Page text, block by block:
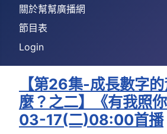
關於幫幫廣播網
節目表
Login
【第26集-成長數字
麼？之二】《有我照
03-17(二)08:00首播